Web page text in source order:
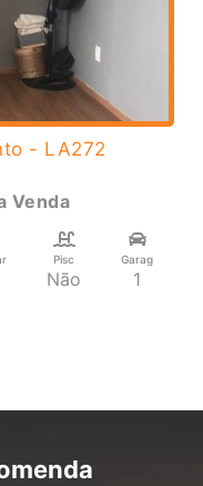
- LA272
Venda
Pisc
Não
Garag
1